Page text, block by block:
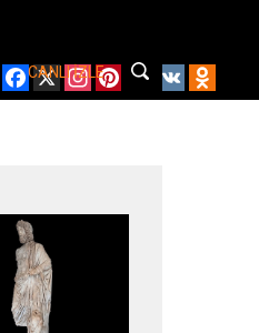
Facebook
X Instagram
PinterestYouTube
VK
CANLI İZLE